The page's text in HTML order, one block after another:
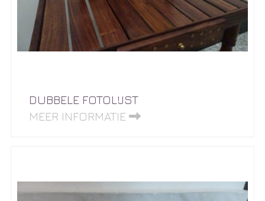
DUBBELE FOTOLIJST
MEER INFORMATIE